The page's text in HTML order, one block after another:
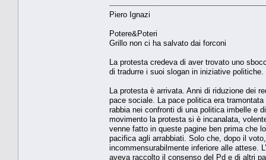
Piero Ignazi
Potere&Poteri
Grillo non ci ha salvato dai forconi
La protesta credeva di aver trovato uno
di tradurre i suoi slogan in iniziative
La protesta è arrivata. Anni di riduzione dei
pace sociale. La pace politica era
rabbia nei confronti di una politica imbelle e
movimento la protesta si è incanalata,
venne fatto in queste pagine ben prima che
pacifica agli arrabbiati. Solo che, dopo il
incommensurabilmente inferiore alle attese.
aveva raccolto il consenso del Pd e di altri